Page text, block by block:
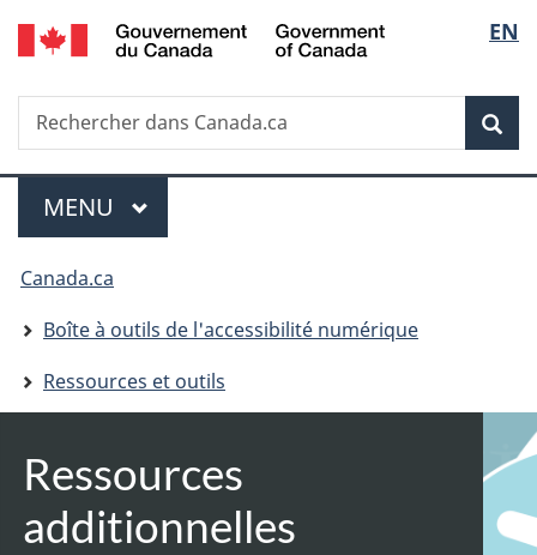
Passer
au
principal
Passer
à
version
simplifiée
de
la
EN
Recherche
Rechercher
dans
Menu
MENU PRINCIPAL
Piste
de
navigation
Canada.ca
Boîte à outils de l'accessibilité numérique
Ressources et outils
Ressources
additionnelles